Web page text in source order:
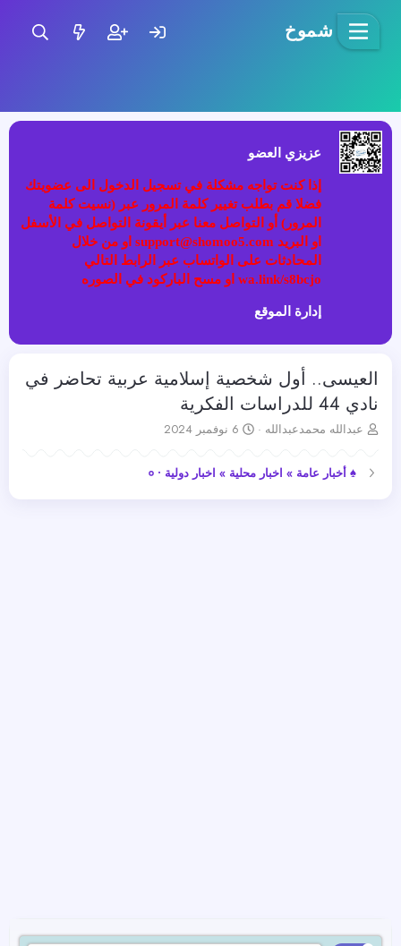
شموخ
عزيزي العضو
إذا كنت تواجه مشكلة في تسجيل الدخول الى عضويتك
فضلا قم بطلب تغيير كلمة المرور عبر (نسيت كلمة
المرور) أو التواصل معنا عبر أيقونة التواصل في الأسفل
او البريد support@shomoo5.com او من خلال
المحادثات على الواتساب عبر الرابط التالي
wa.link/s8bcjo او مسح الباركود في الصوره
إدارة الموقع
العيسى.. أول شخصية إسلامية عربية تحاضر في
نادي 44 للدراسات الفكرية
ب
ئ
عبدالله محمدعبدالله
ت
ي
6 نوفمبر 2024
♠ أخبار عامة » اخبار محلية » اخبار دولية • ०